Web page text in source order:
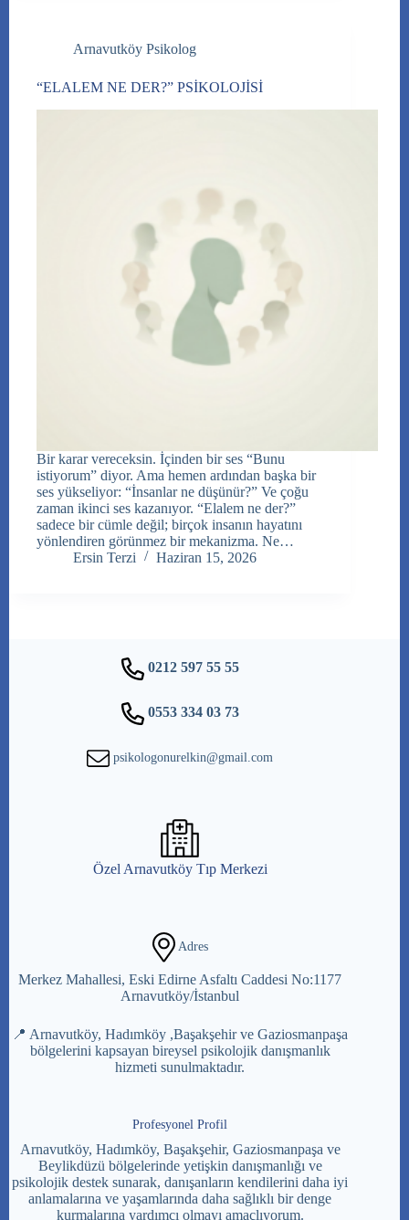
Arnavutköy Psikolog
“ELALEM NE DER?” PSİKOLOJİSİ
Bir karar vereceksin. İçinden bir ses “Bunu
istiyorum” diyor. Ama hemen ardından başka bir
ses yükseliyor: “İnsanlar ne düşünür?” Ve çoğu
zaman ikinci ses kazanıyor. “Elalem ne der?”
sadece bir cümle değil; birçok insanın hayatını
yönlendiren görünmez bir mekanizma. Ne…
Ersin Terzi
Haziran 15, 2026
0212 597 55 55
0553 334 03 73
psikologonurelkin@gmail.com
Özel Arnavutköy Tıp Merkezi
Adres
Merkez Mahallesi, Eski Edirne Asfaltı Caddesi No:1177
Arnavutköy/İstanbul
📍 Arnavutköy, Hadımköy ,Başakşehir ve Gaziosmanpaşa
bölgelerini kapsayan bireysel psikolojik danışmanlık
hizmeti sunulmaktadır.
Profesyonel Profil
Arnavutköy, Hadımköy, Başakşehir, Gaziosmanpaşa ve
Beylikdüzü bölgelerinde yetişkin danışmanlığı ve
psikolojik destek sunarak, danışanların kendilerini daha iyi
anlamalarına ve yaşamlarında daha sağlıklı bir denge
kurmalarına yardımcı olmayı amaçlıyorum.